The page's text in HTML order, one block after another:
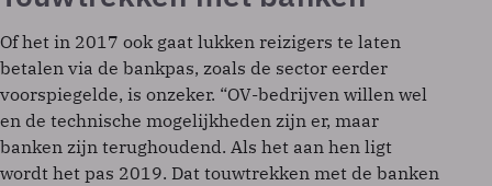
Of het in 2017 ook gaat lukken reizigers te laten
betalen via de bankpas, zoals de sector eerder
voorspiegelde, is onzeker. “OV-bedrijven willen wel
en de technische mogelijkheden zijn er, maar
banken zijn terughoudend. Als het aan hen ligt
wordt het pas 2019. Dat touwtrekken met de banken